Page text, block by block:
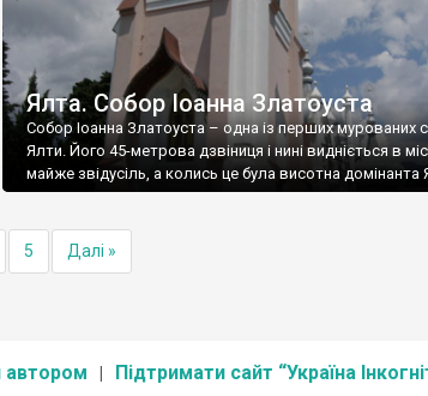
Ялта. Собор Іоанна Златоуста
Собор Іоанна Златоуста – одна із перших мурованих
Ялти. Його 45-метрова дзвіниця і нині видніється в
майже звідусіль, а колись це була висотна домінанта
5 Далі »
автором Підтримати сайт “Україна